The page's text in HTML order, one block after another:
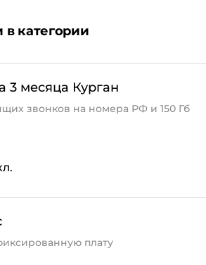
в категории
3 месяца Курган
звонков на номера РФ и 150 Гб
плату